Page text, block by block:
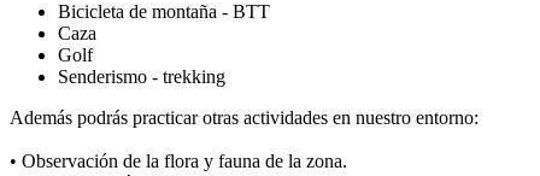
Bicicleta de montaña - BTT
Caza
Golf
Senderismo - trekking
Además podrás practicar otras actividades en nuestro entorno:
• Observación de la flora y fauna de la zona.